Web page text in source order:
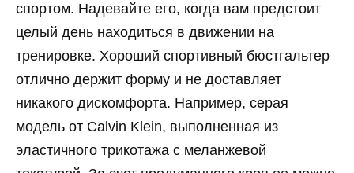
спортом. Надевайте его, когда вам предстоит
целый день находиться в движении на
тренировке. Хороший спортивный бюстгальтер
отлично держит форму и не доставляет
никакого дискомфорта. Например, серая
модель от Calvin Klein, выполненная из
эластичного трикотажа с меланжевой